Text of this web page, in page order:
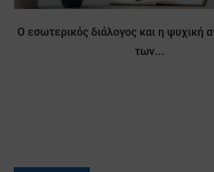
Ο εσωτερικός διάλογος και η ψυχική
των...